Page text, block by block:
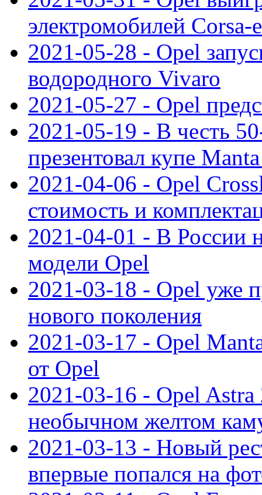
электромобилей Corsa-e
2021-05-28 - Opel
водородного Vivaro
2021-05-27 - Opel
2021-05-19 - В честь
презентовал купе
2021-04-06 - Opel
стоимость и
2021-04-01 - В России
модели Opel
2021-03-18 - Opel уже
нового поколения
2021-03-17 - Opel
от Opel
2021-03-16 - Opel Astra
необычном желтом
2021-03-13 - Новый
впервые попался на